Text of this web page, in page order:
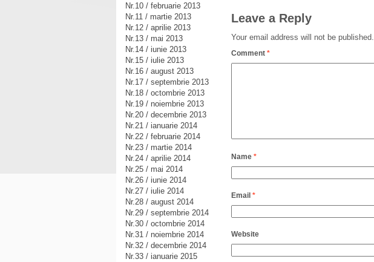
Leave a Reply
Your email address will not be published.
Comment *
Name *
Email *
Website
Nr.10 / februarie 2013
Nr.11 / martie 2013
Nr.12 / aprilie 2013
Nr.13 / mai 2013
Nr.14 / iunie 2013
Nr.15 / iulie 2013
Nr.16 / august 2013
Nr.17 / septembrie 2013
Nr.18 / octombrie 2013
Nr.19 / noiembrie 2013
Nr.20 / decembrie 2013
Nr.21 / ianuarie 2014
Nr.22 / februarie 2014
Nr.23 / martie 2014
Nr.24 / aprilie 2014
Nr.25 / mai 2014
Nr.26 / iunie 2014
Nr.27 / iulie 2014
Nr.28 / august 2014
Nr.29 / septembrie 2014
Nr.30 / octombrie 2014
Nr.31 / noiembrie 2014
Nr.32 / decembrie 2014
Nr.33 / ianuarie 2015